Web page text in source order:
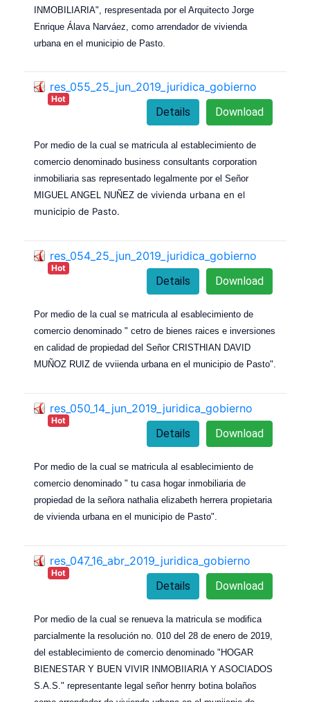
INMOBILIARIA", respresentada por el Arquitecto Jorge
Enrique Álava Narváez, como arrendador de vivienda
urbana en el municipio de Pasto.
res_055_25_jun_2019_juridica_gobierno
Hot
Download
Details
Por medio de la cual se matricula al establecimiento de
comercio denominado business consultants corporation
inmobiliaria sas representado legalmente por el Señor
MIGUEL ANGEL NUÑEZ de vivienda urbana en el
municipio de Pasto.
res_054_25_jun_2019_juridica_gobierno
Hot
Download
Details
Por medio de la cual se matricula al esablecimiento de
comercio denominado " cetro de bienes raices e inversiones
en calidad de propiedad del Señor CRISTHIAN DAVID
MUÑOZ RUIZ de vviienda urbana en el municipio de Pasto".
res_050_14_jun_2019_juridica_gobierno
Hot
Download
Details
Por medio de la cual se matricula al esablecimiento de
comercio denominado " tu casa hogar inmobiliaria de
propiedad de la señora nathalia elizabeth herrera propietaria
de vivienda urbana en el municipio de Pasto".
res_047_16_abr_2019_juridica_gobierno
Hot
Download
Details
Por medio de la cual se renueva la matricula se modifica
parcialmente la resolución no. 010 del 28 de enero de 2019,
del establecimiento de comercio denominado "HOGAR
BIENESTAR Y BUEN VIVIR INMOBIIARIA Y ASOCIADOS
S.A.S." representante legal señor henrry botina bolaños